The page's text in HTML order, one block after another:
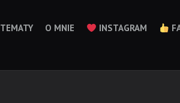
TEMATY O MNIE INSTAGRAM